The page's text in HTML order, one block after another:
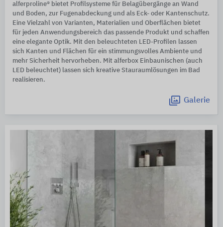
alferproline® bietet Profilsysteme für Belagübergänge an Wand
und Boden, zur Fugenabdeckung und als Eck- oder Kantenschutz.
Eine Vielzahl von Varianten, Materialien und Oberflächen bietet
für jeden Anwendungsbereich das passende Produkt und schaffen
eine elegante Optik. Mit den beleuchteten LED-Profilen lassen
sich Kanten und Flächen für ein stimmungsvolles Ambiente und
mehr Sicherheit hervorheben. Mit alferbox Einbaunischen (auch
LED beleuchtet) lassen sich kreative Stauraumlösungen im Bad
realisieren.
Galerie